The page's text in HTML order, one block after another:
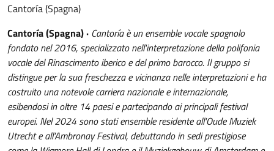
Cantoría (Spagna)
Cantoría (Spagna) · Cantoría è un ensemble vocale spagnolo
fondato nel 2016, specializzato nell'interpretazione della polifonia
vocale del Rinascimento iberico e del primo barocco. Il gruppo si
distingue per la sua freschezza e vicinanza nelle interpretazioni e ha
costruito una notevole carriera nazionale e internazionale,
esibendosi in oltre 14 paesi e partecipando ai principali festival
europei. Nel 2024 sono stati ensemble residente all'Oude Muziek
Utrecht e all'Ambronay Festival, debuttando in sedi prestigiose